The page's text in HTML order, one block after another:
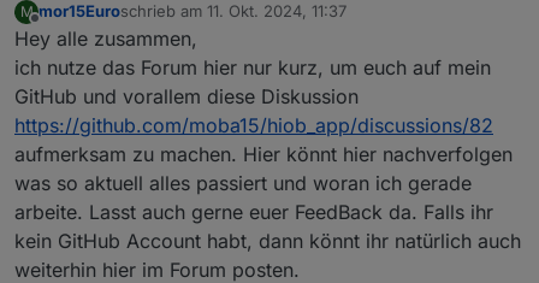
Aufwand mit den Datenpunkten im ioBroker muss
man nun einmal gehen, aber dann super: ohne
viel Aufwand hat jedes Familienmitglied seine
eigene Startseite mit den für ihn relevanten
Optionen und App ist sehr schnell.
Bisher keine größeren Fehler gefunden (nur beim
Advanced Template kann man die Einträge im
Popup-menu nicht verschieben).
Grafik-Template geht wohl auch noch nicht, aber
hier habe ich mir mit einem Datenpunkt beholfen
in welchem ein flot-Link hinterlegt ist.
M
Offline
mor15Euroschrieb am 11. Okt. 2024, 11:37
zuletzt editiert von
Hey alle zusammen,
ich nutze das Forum hier nur kurz, um euch auf mein
GitHub und vorallem diese Diskussion
https://github.com/moba15/hiob_app/discussions/82
aufmerksam zu machen. Hier könnt hier nachverfolgen
was so aktuell alles passiert und woran ich gerade
arbeite. Lasst auch gerne euer FeedBack da. Falls ihr
kein GitHub Account habt, dann könnt ihr natürlich auch
weiterhin hier im Forum posten.